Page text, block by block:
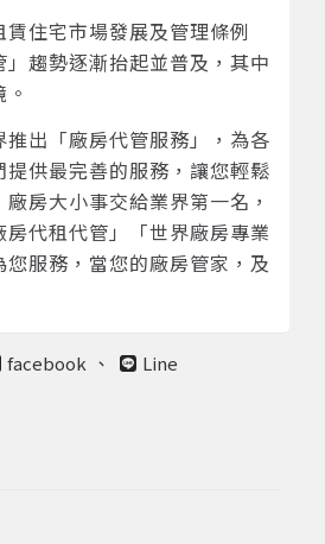
住宅市場發展及管理條例
趨勢逐漸抬起並普及，其中
出「廠房代管服務」，為各
供最完善的服務，讓您輕鬆
房大小事交給業界第一名，
房代租代管」「世界廠房專業
服務，當您的廠房管家，及
facebook 、 Line